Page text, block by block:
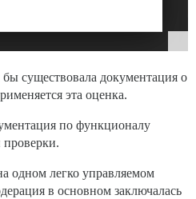
существовала документация о
эта оценка.
по функционалу
проверки.
одном легко управляемом
в основном заключалась